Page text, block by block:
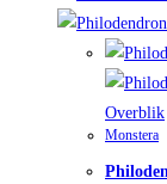
Overblik
Monstera